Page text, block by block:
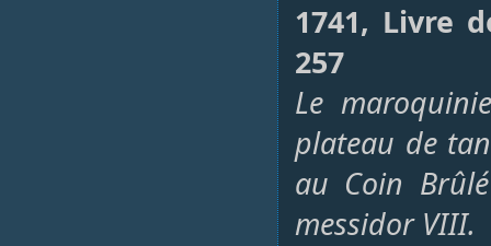
1741, Livre
257
Le
plateau de
au Coin
messidor VIII.